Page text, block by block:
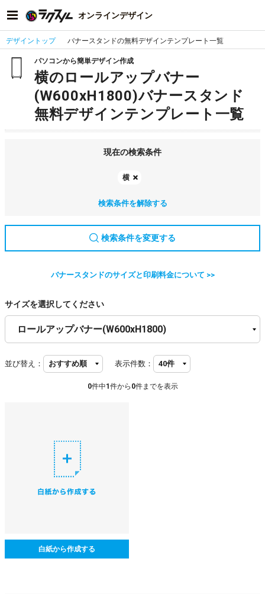
オンラインデザイン
デザイントップ バナースタンドの無料デザインテンプレート一覧
パソコンから簡単デザイン作成
横のロールアップバナー
(W600xH1800)バナースタンド
無料デザインテンプレート一覧
現在の検索条件
横
検索条件を解除する
検索条件を変更する
バナースタンドのサイズと印刷料金について >>
サイズを選択してください
並び替え： 表示件数：
0件中1 件から 0件までを表示
白紙から作成する